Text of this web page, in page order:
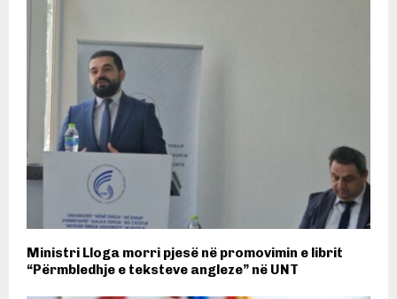
Ministri Lloga morri pjesë në promovimin e librit
“Përmbledhje e teksteve angleze” në UNT